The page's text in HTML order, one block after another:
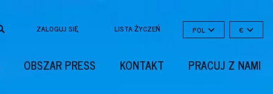
ZALOGUJ SIĘ LISTA ŻYCZEŃ POL €
OBSZAR PRESS KONTAKT PRACUJ Z NAMI